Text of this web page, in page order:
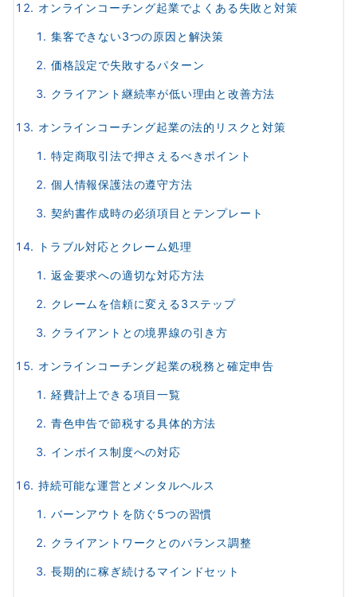
オンラインコーチング起業でよくある失敗と対策
集客できない3つの原因と解決策
価格設定で失敗するパターン
クライアント継続率が低い理由と改善方法
オンラインコーチング起業の法的リスクと対策
特定商取引法で押さえるべきポイント
個人情報保護法の遵守方法
契約書作成時の必須項目とテンプレート
トラブル対応とクレーム処理
返金要求への適切な対応方法
クレームを信頼に変える3ステップ
クライアントとの境界線の引き方
オンラインコーチング起業の税務と確定申告
経費計上できる項目一覧
青色申告で節税する具体的方法
インボイス制度への対応
持続可能な運営とメンタルヘルス
バーンアウトを防ぐ5つの習慣
クライアントワークとのバランス調整
長期的に稼ぎ続けるマインドセット